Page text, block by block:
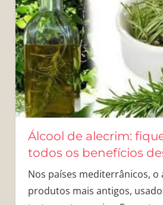
Álcool de alecrim:
todos os benefícios
Nos países mediterrânicos, o
produtos mais antigos,